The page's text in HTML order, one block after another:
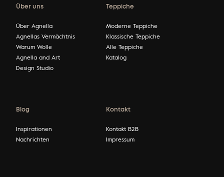
Über uns
Über Agnella
Agnellas Vermächtnis
Warum Wolle
Agnella and Art
Design Studio
Teppiche
Moderne Teppiche
Klassische Teppiche
Alle Teppiche
Katalog
Blog
Inspirationen
Nachrichten
Kontakt
Kontakt B2B
Impressum